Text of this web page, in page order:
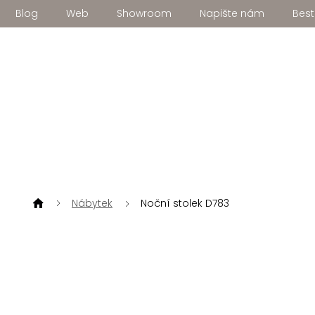
PřejítBlog Web Showroom Napište nám
Nábytek Noční stolek D783